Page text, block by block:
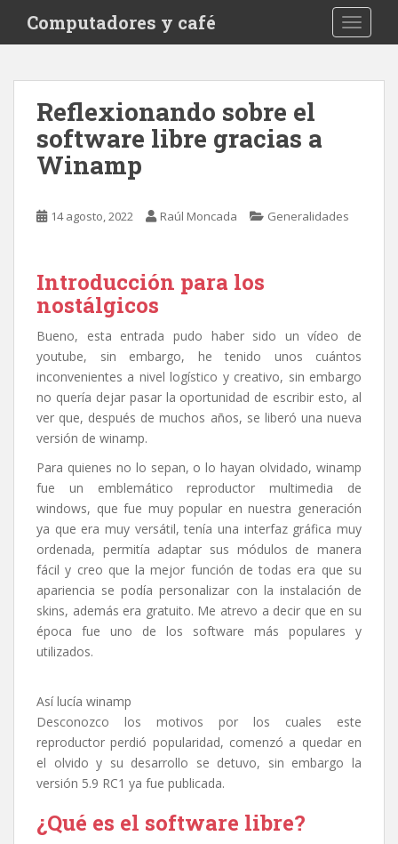
i
Computadores y café
Reflexionando sobre el
software libre gracias a
Winamp
14 agosto, 2022 Raúl Moncada Generalidades
Introducción para los
nostálgicos
Bueno, esta entrada pudo haber sido un vídeo de
youtube, sin embargo, he tenido unos cuántos
inconvenientes a nivel logístico y creativo, sin embargo
no quería dejar pasar la oportunidad de escribir esto, al
ver que, después de muchos años, se liberó una nueva
versión de winamp.
Para quienes no lo sepan, o lo hayan olvidado, winamp
fue un emblemático reproductor multimedia de
windows, que fue muy popular en nuestra generación
ya que era muy versátil, tenía una interfaz gráfica muy
ordenada, permitía adaptar sus módulos de manera
fácil y creo que la mejor función de todas era que su
apariencia se podía personalizar con la instalación de
skins, además era gratuito. Me atrevo a decir que en su
época fue uno de los software más populares y
utilizados.
Así lucía winamp
Desconozco los motivos por los cuales este
reproductor perdió popularidad, comenzó a quedar en
el olvido y su desarrollo se detuvo, sin embargo la
versión 5.9 RC1 ya fue publicada.
¿Qué es el software libre?